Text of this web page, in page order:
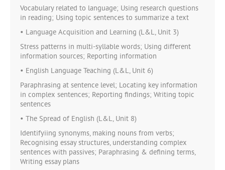
Vocabulary related to language; Using research questions
in reading; Using topic sentences to summarize a text
• Language Acquisition and Learning (L&L, Unit 3)
Stress patterns in multi-syllable words; Using different
information sources; Reporting information
• English Language Teaching (L&L, Unit 6)
Paraphrasing at sentence level; Locating key information
in complex sentences; Reporting findings; Writing topic
sentences
• The Spread of English (L&L, Unit 8)
Identifyiing synonyms, making nouns from verbs;
Recognising essay structures, understanding complex
sentences with passives; Paraphrasing & defining terms,
Writing essay plans